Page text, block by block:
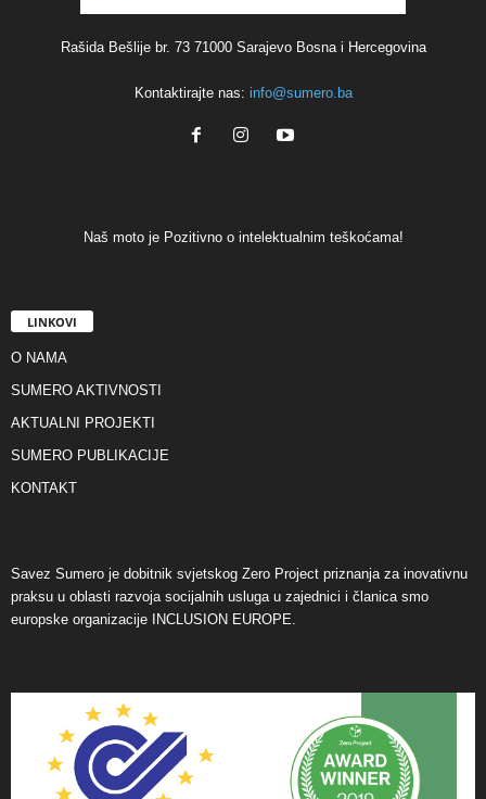
Rašida Bešlije br. 73 71000 Sarajevo Bosna i Hercegovina
Kontaktirajte nas: info@sumero.ba
Naš moto je Pozitivno o intelektualnim teškoćama!
LINKOVI
O NAMA
SUMERO AKTIVNOSTI
AKTUALNI PROJEKTI
SUMERO PUBLIKACIJE
KONTAKT
Savez Sumero je dobitnik svjetskog Zero Project priznanja za inovativnu
praksu u oblasti razvoja socijalnih usluga u zajednici i članica smo
europske organizacije INCLUSION EUROPE.